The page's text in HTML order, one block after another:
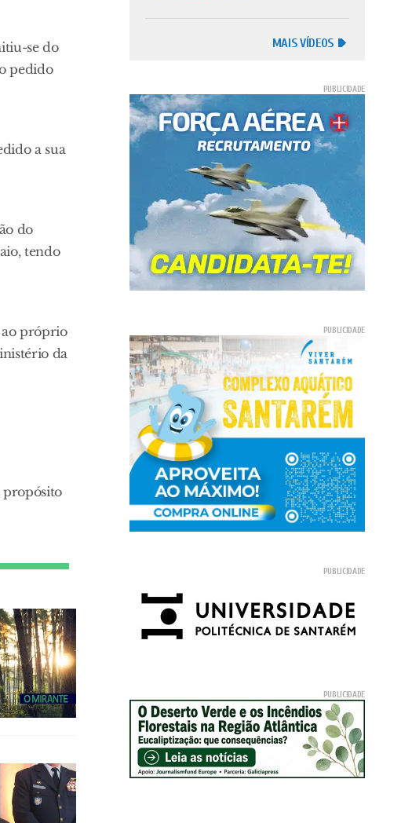
se do
pedido
a sua
do
tendo
ao próprio
da
propósito
MAIS VÍDEOS